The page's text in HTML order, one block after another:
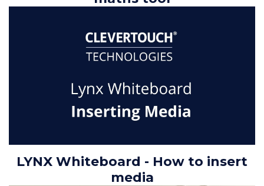
LYNX Whiteboard - How to insert
media